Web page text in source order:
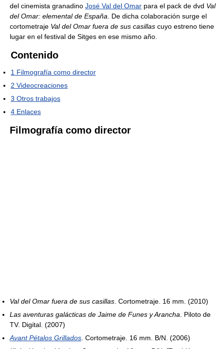
del cinemista granadino José Val del Omar para el pack de dvd Val
del Omar: elemental de España . De dicha colaboración surge el
cortometraje Val del Omar fuera de sus casillas cuyo estreno tiene
lugar en el festival de Sitges en ese mismo año.
Contenido
1 Filmografía como director
2 Videocreaciones
3 Otros trabajos
4 Enlaces
Filmografía como director
Val del Omar fuera de sus casillas . Cortometraje. 16 mm. (2010)
Las aventuras galácticas de Jaime de Funes y Arancha . Piloto de
TV. Digital. (2007)
Avant Pétalos Grillados . Cortometraje. 16 mm. B/N. (2006)